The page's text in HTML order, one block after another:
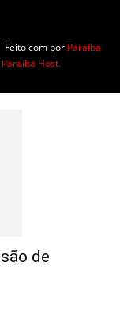
Feito com por Paraíba
Paraíba Host.
de